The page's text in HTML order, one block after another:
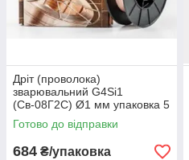
Дріт (проволока)
зварювальний G4Si1
(Св-08Г2С) Ø1 мм упаковка 5
кг
Готово до відправки
684 ₴/упаковка